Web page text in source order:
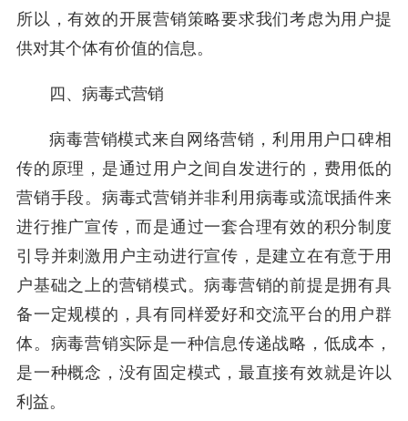
所以，有效的开展营销策略要求我们考虑为用户提
供对其个体有价值的信息。
四、病毒式营销
病毒营销模式来自网络营销，利用用户口碑相
传的原理，是通过用户之间自发进行的，费用低的
营销手段。病毒式营销并非利用病毒或流氓插件来
进行推广宣传，而是通过一套合理有效的积分制度
引导并刺激用户主动进行宣传，是建立在有意于用
户基础之上的营销模式。病毒营销的前提是拥有具
备一定规模的，具有同样爱好和交流平台的用户群
体。病毒营销实际是一种信息传递战略，低成本，
是一种概念，没有固定模式，最直接有效就是许以
利益。